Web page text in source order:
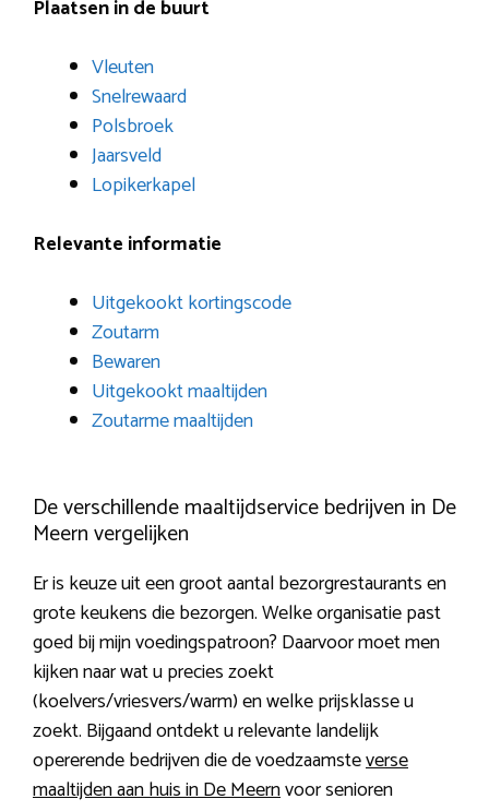
Plaatsen in de buurt
Vleuten
Snelrewaard
Polsbroek
Jaarsveld
Lopikerkapel
Relevante informatie
Uitgekookt kortingscode
Zoutarm
Bewaren
Uitgekookt maaltijden
Zoutarme maaltijden
De verschillende maaltijdservice bedrijven in De
Meern vergelijken
Er is keuze uit een groot aantal bezorgrestaurants en
grote keukens die bezorgen. Welke organisatie past
goed bij mijn voedingspatroon? Daarvoor moet men
kijken naar wat u precies zoekt
(koelvers/vriesvers/warm) en welke prijsklasse u
zoekt. Bijgaand ontdekt u relevante landelijk
opererende bedrijven die de voedzaamsteverse
maaltijden aan huis in De Meernvoor senioren